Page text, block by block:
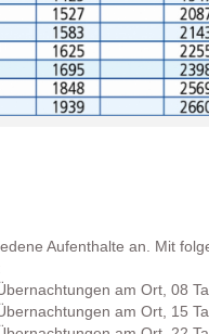
Aufenthalte an. Mit
am Ort, 08
am Ort, 15